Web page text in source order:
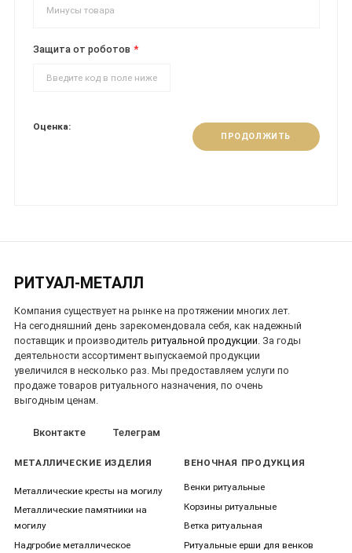
Защита от роботов
Оценка:
ПРОДОЛЖИТЬ
РИТУАЛ-МЕТАЛЛ
Компания существует на рынке на протяжении многих лет.
На сегодняшний день зарекомендовала себя, как надежный
поставщик и производитель ритуальной продукции. За годы
деятельности ассортимент выпускаемой продукции
увеличился в несколько раз. Мы предоставляем услуги по
продаже товаров ритуального назначения, по очень
выгодным ценам.
Вконтакте Телеграм
МЕТАЛЛИЧЕСКИЕ ИЗДЕЛИЯ
Металлические кресты на могилу
Металлические памятники на
могилу
Надгробие металлическое
ВЕНОЧНАЯ ПРОДУКЦИЯ
Венки ритуальные
Корзины ритуальные
Ветка ритуальная
Ритуальные ерши для венков